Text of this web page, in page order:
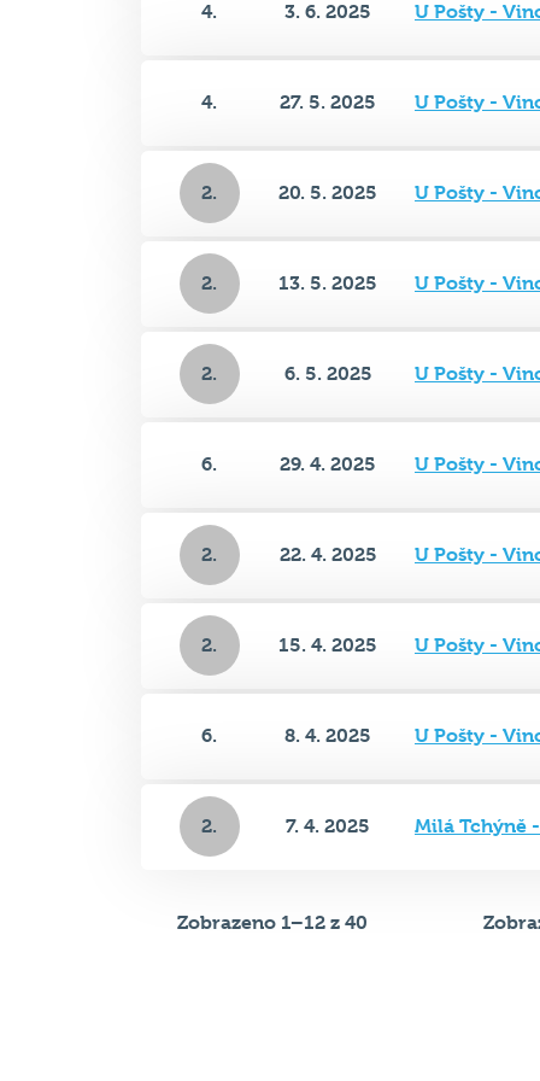
4. 27. 5. 2025 U Pošty -
2. 20. 5. 2025 U Pošty -
2. 13. 5. 2025 U Pošty -
2. 6. 5. 2025 U Pošty -
6. 29. 4. 2025 U Pošty -
2. 22. 4. 2025 U Pošty -
2. 15. 4. 2025 U Pošty -
6. 8. 4. 2025 U Pošty -
2. 7. 4. 2025 Milá Tchýně
Zobrazeno 1–12 z 40